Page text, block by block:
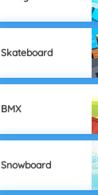
Skateboard
BMX
Snowboard